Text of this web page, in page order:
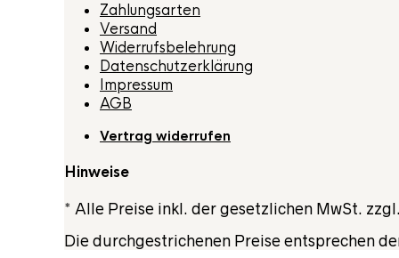
Zahlungsarten
Versand
Widerrufsbelehrung
Datenschutzerklärung
Impressum
AGB
Vertrag widerrufen
Hinweise
* Alle Preise inkl. der gesetzlichen MwSt. zzgl.
Die durchgestrichenen Preise entsprechen